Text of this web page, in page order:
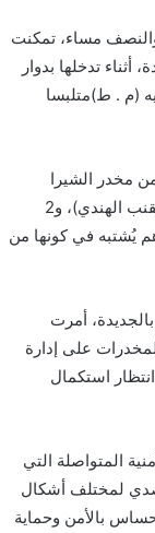
مساء، تمكنت
أثناء تدخلها بدوار
(م . ط)متلبسا
حجز 1.2 كيلوغرام من مخدر الشيرا
(الحشيش)، و17 كيلوغرامًا من سيقان الكيف (القنب الهندي)، و2
من التبغ السائب، إضافة إلى 1500 درهم يُشتبه في كونها من
بالجديدة، أمرت
على إدارة
استكمال
المتواصلة التي
لمختلف أشكال
بالأمن وحماية